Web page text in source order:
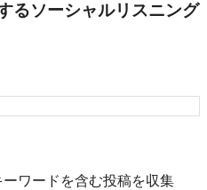
るソーシャルリスニング
ーワードを含む投稿を収集